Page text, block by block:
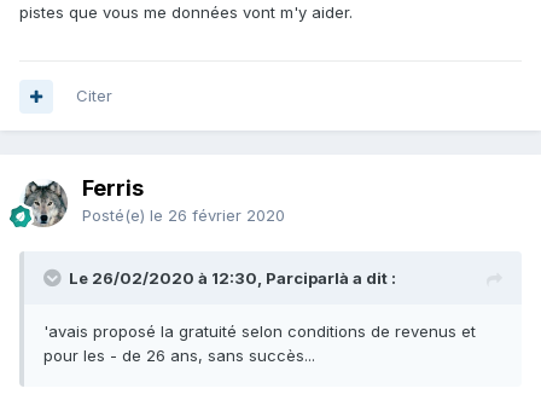
pistes que vous me données vont m'y aider.
Citer
Ferris
Posté(e) le 26 février 2020
Le 26/02/2020 à 12:30, Parciparlà a dit :
'avais proposé la gratuité selon conditions de revenus et
pour les - de 26 ans, sans succès...